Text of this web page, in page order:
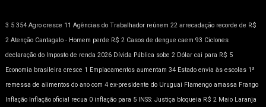
3 5 354 Agro cresce 11 Agências do Trabalhador reúnem 22 arrecadação recorde de R$
2 Atenção Cantagalo - Homem perde R$ 2 Casos de dengue caem 93 Ciclones
declaração do Imposto de renda 2026 Dívida Pública sobe 2 Dólar cai para R$ 5
Economia brasileira cresce 1 Emplacamentos aumentam 34 Estado envia às escolas 1ª
remessa de alimentos do ano com 4 ex-presidente do Uruguai Flamengo amassa Frango
Inflação Inflação oficial recua 0 inflação para 5 INSS: Justiça bloqueia R$ 2 Maio Laranja